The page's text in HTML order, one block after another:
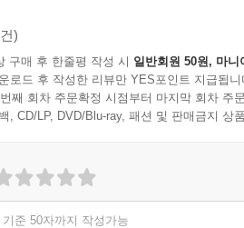
)
구매 후 한줄평 작성 시 일반회원 50원, 마니
로드 후 작성한 리뷰만 YES포인트 지급됩니
째 회차 주문확정 시점부터 마지막 회차 주
, CD/LP, DVD/Blu-ray, 패션 및 판매금지 상
기준 50자까지 작성가능